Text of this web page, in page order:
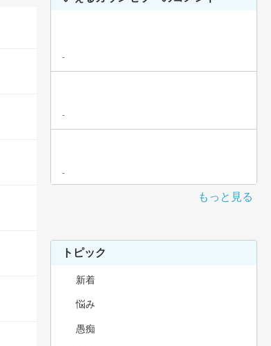
-
-
-
もっと見る
トピック
新着
悩み
愚痴